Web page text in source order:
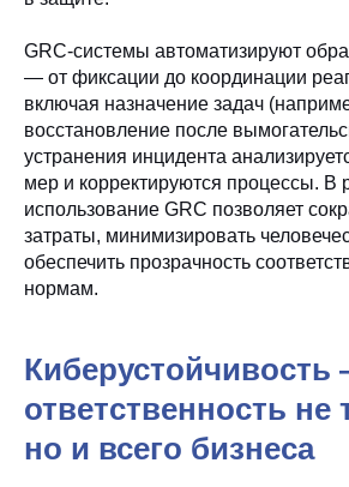
GRC-системы автоматизируют
— от фиксации до координации
включая назначение задач
восстановление после
устранения инцидента
мер и корректируются процессы. В
использование GRC позволяет
затраты, минимизировать
обеспечить прозрачность
нормам.
ответственность не
но и всего бизнеса